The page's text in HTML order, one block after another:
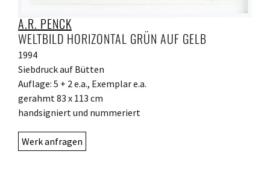
A.R. PENCK
WELTBILD HORIZONTAL GRÜN AUF GELB
1994
Siebdruck auf Bütten
Auflage: 5 + 2 e.a., Exemplar e.a.
gerahmt 83 x 113 cm
handsigniert und nummeriert
Werk anfragen